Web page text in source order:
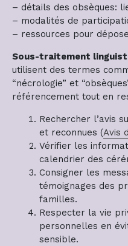
– détails des obsèques:
– modalités de
– ressources pour
Sous-traitement
utilisent des termes
“nécrologie” et
référencement tout en
Rechercher l’avis
et reconnues (Avis
Vérifier les
calendrier des
Consigner les
témoignages des
familles.
Respecter la vie
personnelles en
sensible.